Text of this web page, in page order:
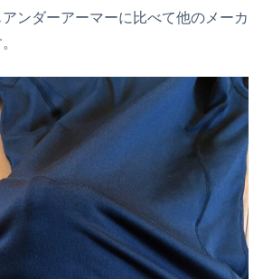
ンダーアーマーに比べて他のメーカ